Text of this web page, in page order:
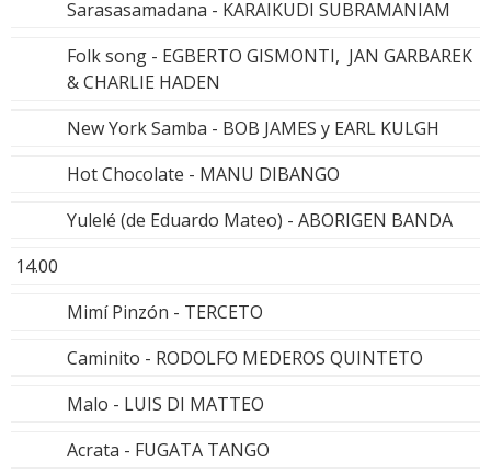
Sarasasamadana - KARAIKUDI SUBRAMANIAM
Folk song - EGBERTO GISMONTI, JAN GARBAREK
& CHARLIE HADEN
New York Samba - BOB JAMES y EARL KULGH
Hot Chocolate - MANU DIBANGO
Yulelé (de Eduardo Mateo) - ABORIGEN BANDA
14.00
Mimí Pinzón - TERCETO
Caminito - RODOLFO MEDEROS QUINTETO
Malo - LUIS DI MATTEO
Acrata - FUGATA TANGO